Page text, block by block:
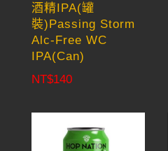
酒精IPA(罐
裝)Passing Storm
Alc-Free WC
IPA(Can)
NT$140